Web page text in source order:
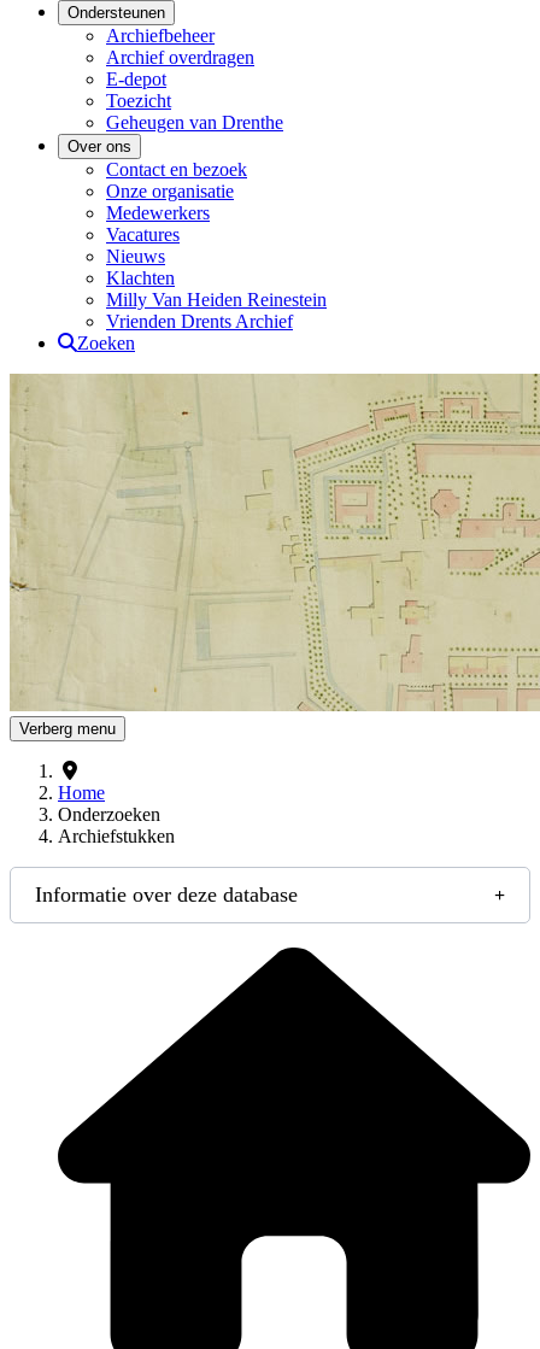
Ondersteunen
Archiefbeheer
Archief overdragen
E-depot
Toezicht
Geheugen van Drenthe
Over ons
Contact en bezoek
Onze organisatie
Medewerkers
Vacatures
Nieuws
Klachten
Milly Van Heiden Reinestein
Vrienden Drents Archief
Zoeken
Drents Archief
Verberg menu
Home
Onderzoeken
Archiefstukken
Informatie over deze database